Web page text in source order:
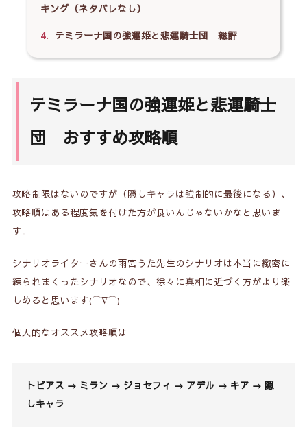
キング（ネタバレなし）
4. テミラーナ国の強運姫と悲運騎士団 総評
テミラーナ国の強運姫と悲運騎士
団 おすすめ攻略順
攻略制限はないのですが（隠しキャラは強制的に最後になる）、
攻略順はある程度気を付けた方が良いんじゃないかなと思いま
す。
シナリオライターさんの雨宮うた先生のシナリオは本当に緻密に
練られまくったシナリオなので、徐々に真相に近づく方がより楽
しめると思います(⌒∇⌒)
個人的なオススメ攻略順は
トビアス → ミラン → ジョセフィ → アデル → キア → 隠
しキャラ